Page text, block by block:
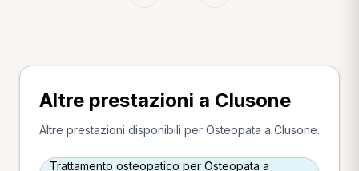
Altre prestazioni a Clusone
Altre prestazioni disponibili per Osteopata a Clusone.
Trattamento osteopatico per Osteopata a